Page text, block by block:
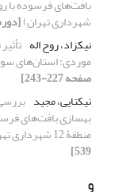
شهرداری تهران)[دوره 48، شماره 3، 1395،
نیکزاد، روح اله
موردی: استان‌های
صفحه 227-243]
نیکنایی، مجید
بهسازی بافت‌های
منطقۀ 12 شهرداری تهران)
539]
و